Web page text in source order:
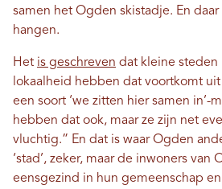
samen het Ogden skistadje. En
hangen.
Het is geschreven dat kleine steden
lokaalheid hebben dat voortkomt
een soort ‘we zitten hier samen in’-
hebben dat ook, maar ze zijn net
vluchtig.” En dat is waar Ogden
‘stad’, zeker, maar de inwoners van
eensgezind in hun gemeenschap